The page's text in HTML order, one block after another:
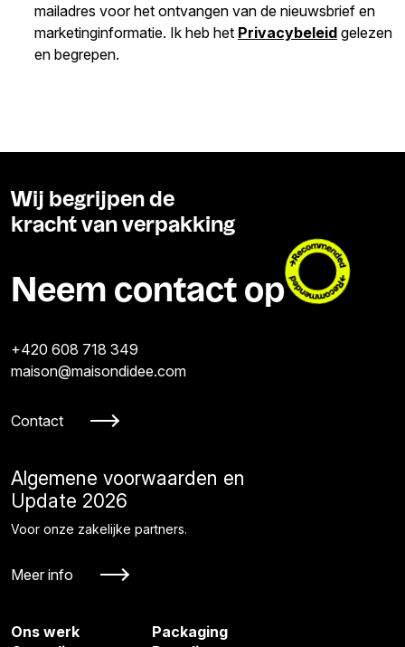
mailadres voor het ontvangen van de nieuwsbrief en
marketinginformatie. Ik heb het Privacybeleid gelezen
en begrepen.
Wij begrijpen de
kracht van verpakking
Neem contact op
+420 608 718 349
maison@maisondidee.com
Contact
Algemene voorwaarden en
Update 2026
Voor onze zakelijke partners.
Meer info
Ons werk
Packaging